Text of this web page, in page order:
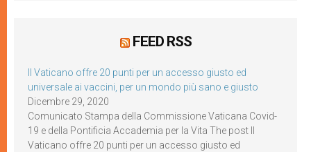
FEED RSS
Il Vaticano offre 20 punti per un accesso giusto ed
universale ai vaccini, per un mondo più sano e giusto
Dicembre 29, 2020
Comunicato Stampa della Commissione Vaticana Covid-
19 e della Pontificia Accademia per la Vita The post Il
Vaticano offre 20 punti per un accesso giusto ed